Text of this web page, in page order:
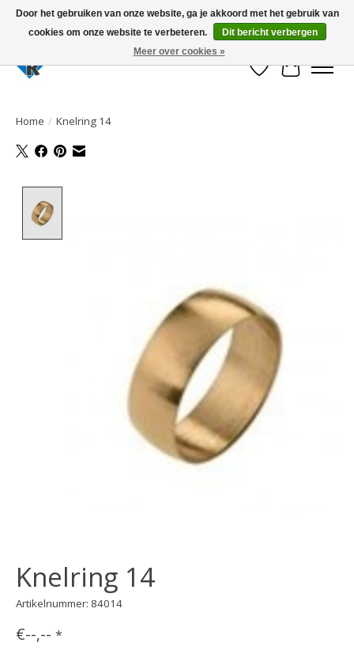
Large selection of products and fast shipping!
Verlanglijst
Home / Knelring 14
Knelring 14
Artikelnummer: 84014
€--,-- *
Door het gebruiken van onze website, ga je akkoord met het gebruik van
cookies om onze website te verbeteren.
Dit bericht verbergen
Meer over cookies »